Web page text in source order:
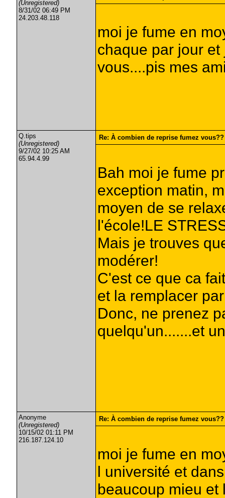
(Unregistered)
8/31/02 06:49 PM
24.203.48.118
moi je fume en
chaque par jour
vous....pis mes
Q.tips
(Unregistered)
9/27/02 10:25 AM
65.94.4.99
Re: À combien de reprise fumez vous??
Bah moi je fume
exception matin,
moyen de se
l'école!LE
Mais je trouves
modérer!
C'est ce que ca
et la remplacer
Donc, ne prenez
quelqu'un.......et
Anonyme
(Unregistered)
10/15/02 01:11 PM
216.187.124.10
Re: À combien de reprise fumez vous??
moi je fume en
l université et
beaucoup mieu et